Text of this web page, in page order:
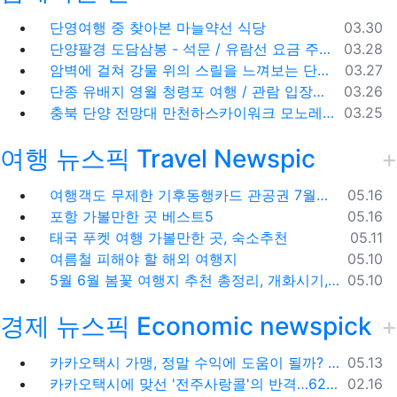
등록일
03.30
단영여행 중 찾아본 마늘약선 식당
등록일
03.28
단양팔경 도담삼봉 - 석문 / 유람선 요금 주차비
등록일
03.27
암벽에 걸쳐 강물 위의 스릴을 느껴보는 단양 잔도길
등록일
03.26
단종 유배지 영월 청령포 여행 / 관람 입장료 주차장
등록일
03.25
충북 단양 전망대 만천하스카이워크 모노레일 주차장 여행코스
여행 뉴스픽 Travel Newspic
등록일
05.16
여행객도 무제한 기후동행카드 관공권 7월출시
등록일
05.16
포항 가볼만한 곳 베스트5
등록일
05.11
태국 푸켓 여행 가볼만한 곳, 숙소추천
등록일
05.10
여름철 피해야 할 해외 여행지
등록일
05.10
5월 6월 봄꽃 여행지 추천 총정리, 개화시기, 지도공유
경제 뉴스픽 Economic newspick
등록일
05.13
카카오택시 가맹, 정말 수익에 도움이 될까? '봉이 김선달'식 수수료의 진실
등록일
02.16
카카오택시에 맞선 '전주사랑콜'의 반격…62% 가입해 순항